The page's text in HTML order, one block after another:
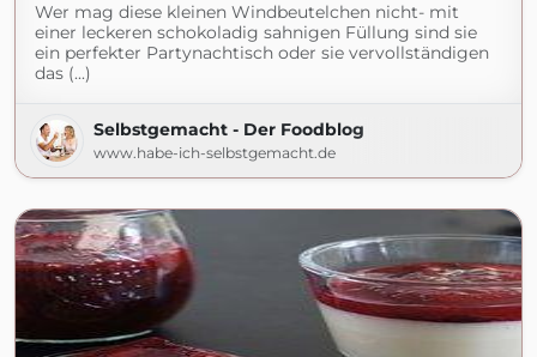
Wer mag diese kleinen Windbeutelchen nicht- mit
einer leckeren schokoladig sahnigen Füllung sind sie
ein perfekter Partynachtisch oder sie vervollständigen
das (...)
Selbstgemacht - Der Foodblog
www.habe-ich-selbstgemacht.de